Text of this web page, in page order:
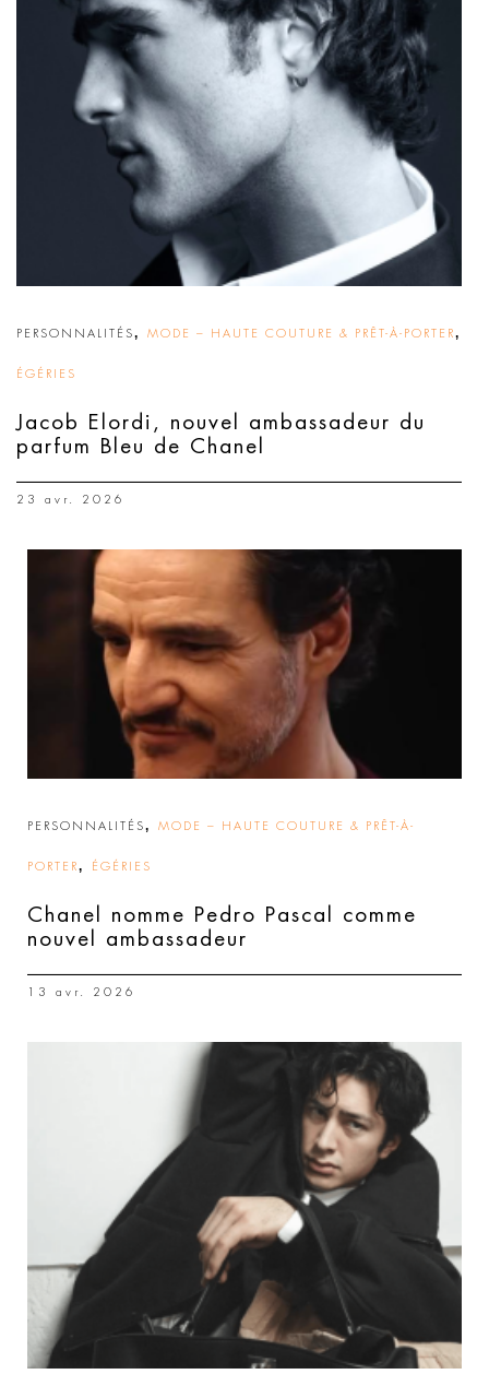
PERSONNALITÉS, MODE – HAUTE COUTURE & PRÊT-À-PORTER,
ÉGÉRIES
Jacob Elordi, nouvel ambassadeur du
parfum Bleu de Chanel
23 avr. 2026
PERSONNALITÉS, MODE – HAUTE COUTURE & PRÊT-À-
PORTER, ÉGÉRIES
Chanel nomme Pedro Pascal comme
nouvel ambassadeur
13 avr. 2026